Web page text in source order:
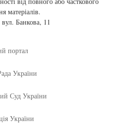
матеріалів.
Банкова, 11
портал
України
Суд України
України